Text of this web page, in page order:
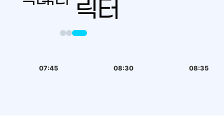
07:45 08:30 08:35